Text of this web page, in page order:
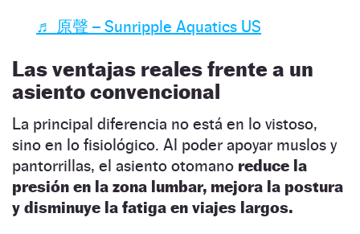
♬ 原聲 – Sunripple Aquatics US
Las ventajas reales frente a un
asiento convencional
La principal diferencia no está en lo vistoso,
sino en lo fisiológico. Al poder apoyar muslos y
pantorrillas, el asiento otomano reduce la
presión en la zona lumbar, mejora la postura
y disminuye la fatiga en viajes largos.